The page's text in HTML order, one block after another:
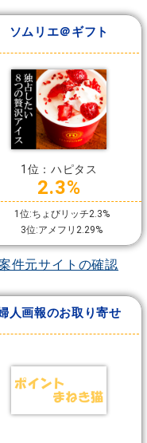
ソムリエ＠ギフト
1位：ハピタス
2.3%
1位:ちょびリッチ2.3%
3位:アメフリ2.29%
件元サイトの確認
人画報のお取り寄せ